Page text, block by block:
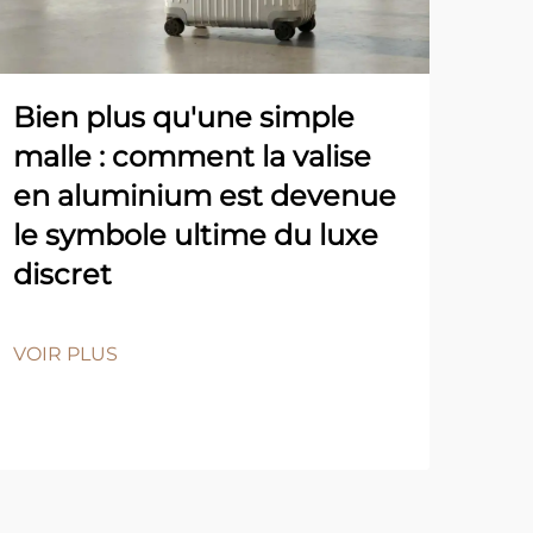
Bien plus qu'une simple
malle : comment la valise
en aluminium est devenue
le symbole ultime du luxe
discret
VOIR PLUS